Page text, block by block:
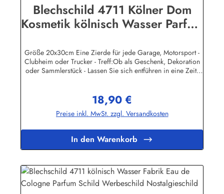
Blechschild 4711 Kölner Dom
Kosmetik kölnisch Wasser Parfum
Nostalgieschild
Größe 20x30cm Eine Zierde für jede Garage, Motorsport -
Clubheim oder Trucker - Treff:Ob als Geschenk, Dekoration
oder Sammlerstück - Lassen Sie sich entführen in eine Zeit,
Ihren Freunden eine dekorative Erinnerung an die gute alte
Zeit!Unsere Blechschilder sind in Super-Qualität aus
hochwertigem Metall (Stahlblech) gefertigt. Die Oberflächen
garantiert.Wir verkaufen nur original lizensierte
Werbeschilder. Herstellerinformationen:Heart of Ireland
Plakat-Industrie BPPM GmbHPorschestr. 921423 Winsen
Regulärer Preis:
18,90 €
Preise inkl. MwSt. zzgl. Versandkosten
In den Warenkorb